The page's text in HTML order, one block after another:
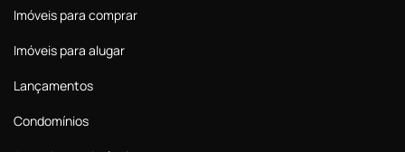
Imóveis para comprar
Imóveis para alugar
Lançamentos
Condomínios